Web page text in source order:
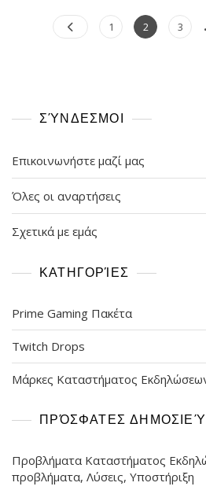
Page
1 Page
2 Page
3
ΣΎΝΔΕΣΜΟΙ
Επικοινωνήστε μαζί μας
Όλες οι αναρτήσεις
Σχετικά με εμάς
ΚΑΤΗΓΟΡΊΕΣ
Prime Gaming Πακέτα
Twitch Drops
Μάρκες Καταστήματος
ΠΡΌΣΦΑΤΕΣ
Προβλήματα Καταστήματος
προβλήματα, Λύσεις, Υποστήριξη